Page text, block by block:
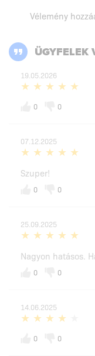
Vélemény
ÜGYFELEK
19.05.2026
0
0
07.12.2025
Szuper!
0 0
25.09.2025
Nagyon hatásos.
0 0
14.06.2025
0
0